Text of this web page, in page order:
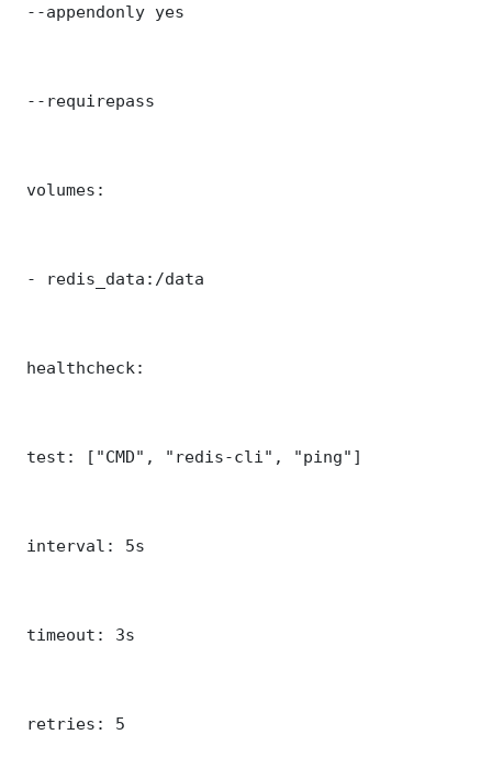
--appendonly yes
--requirepass
volumes:
- redis_data:/data
healthcheck:
test: ["CMD", "redis-cli", "ping"]
interval: 5s
timeout: 3s
retries: 5